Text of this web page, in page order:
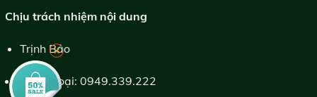
Chịu trách nhiệm nội dung
Trịnh Bảo
Điện thoại: 0949.339.222
×